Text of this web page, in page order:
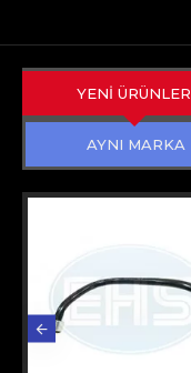
YENİ ÜRÜNLER
AYNI MARKA